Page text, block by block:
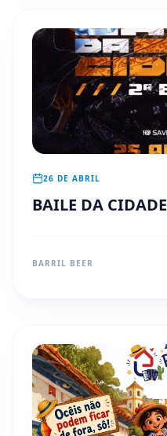
26 DE ABRIL
BAILE DA CIDADE
BARRIL BEER